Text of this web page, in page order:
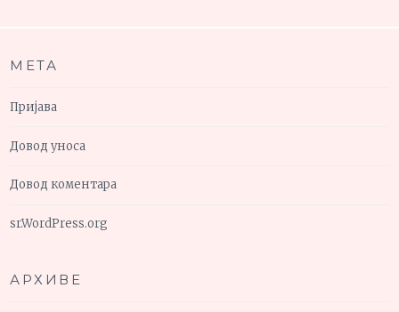
МЕТА
Пријава
Довод уноса
Довод коментара
sr.WordPress.org
АРХИВЕ